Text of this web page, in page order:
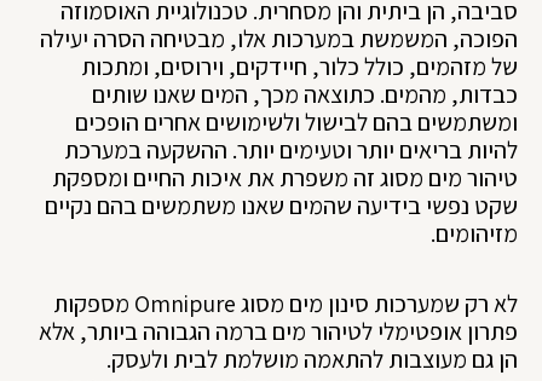
סביבה, הן ביתית והן מסחרית. טכנולוגיית האוסמוזה
הפוכה, המשמשת במערכות אלו, מבטיחה הסרה יעילה
של מזהמים, כולל כלור, חיידקים, וירוסים, ומתכות
כבדות, מהמים. כתוצאה מכך, המים שאנו שותים
ומשתמשים בהם לבישול ולשימושים אחרים הופכים
להיות בריאים יותר וטעימים יותר. ההשקעה במערכת
טיהור מים מסוג זה משפרת את איכות החיים ומספקת
שקט נפשי בידיעה שהמים שאנו משתמשים בהם נקיים
מזיהומים.
לא רק שמערכות סינון מים מסוג Omnipure מספקות
פתרון אופטימלי לטיהור מים ברמה הגבוהה ביותר, אלא
הן גם מעוצבות להתאמה מושלמת לבית ולעסק.